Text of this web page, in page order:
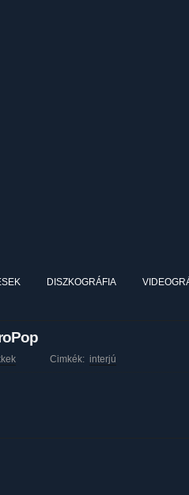
DISZKOGRÁFIA
Cimkék: interjú